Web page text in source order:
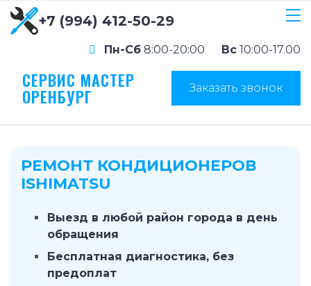
+7 (994) 412-50-29
Пн-Сб 8:00-20:00 Вс 10:00-17.00
СЕРВИС МАСТЕР
ОРЕНБУРГ Заказать звонок
РЕМОНТ КОНДИЦИОНЕРОВ
ISHIMATSU
Выезд в любой район города в день
обращения
Бесплатная диагностика, без
предоплат